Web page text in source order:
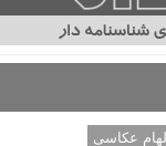
الهام عکاسی